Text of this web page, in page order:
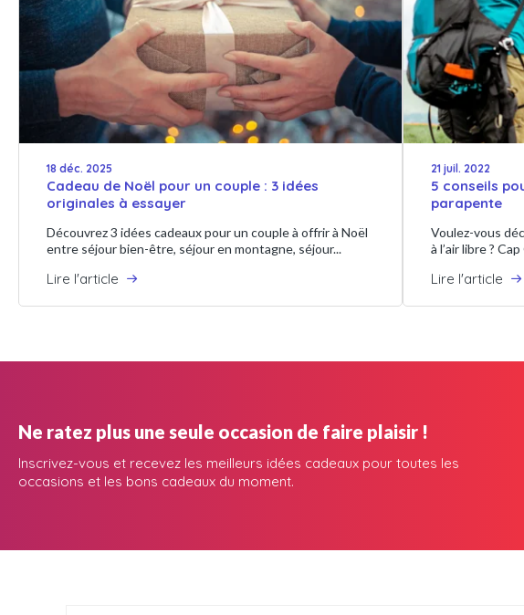
18 déc. 2025
Cadeau de Noël pour un couple : 3 idées
originales à essayer
Découvrez 3 idées cadeaux pour un couple à offrir à Noël
entre séjour bien-être, séjour en montagne, séjour...
Lire l'article
21 juil. 2022
5 conseils
parapente
Voulez-vous
à l’air libre ?
Lire l'article
Ne ratez plus une seule occasion de faire plaisir !
Inscrivez-vous et recevez les meilleurs idées cadeaux pour toutes les
occasions et les bons cadeaux du moment.